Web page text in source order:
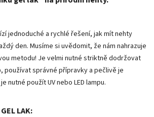
jednoduché a rychlé řešení, jak mít nehty
den. Musíme si uvědomit, že nám nahrazuje
metodu! Je velmi nutné striktně dodržovat
používat správné přípravky a pečlivě je
nutné použít UV nebo LED lampu.
LAK: